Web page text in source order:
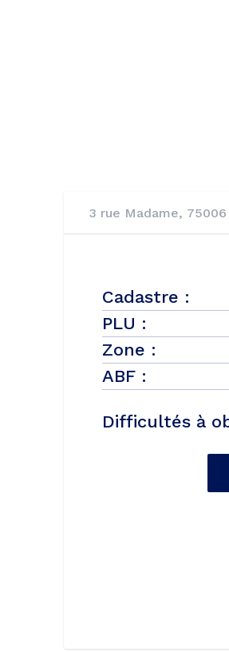
Cadastre :
PLU :
Zone :
ABF :
Difficultés à